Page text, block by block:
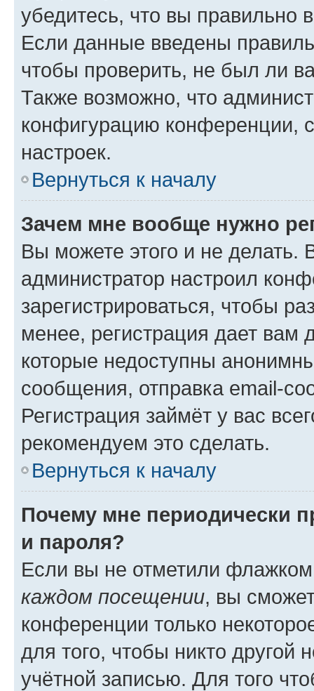
убедитесь, что вы правильно
Если данные введены
чтобы проверить, не был ли
Также возможно, что
конфигурацию конференции,
настроек.
Вернуться к началу
Зачем мне вообще нужно
Вы можете этого и не делать.
администратор настроил
зарегистрироваться, чтобы
менее, регистрация дает вам
которые недоступны
сообщения, отправка email-
Регистрация займёт у вас
рекомендуем это сделать.
Вернуться к началу
Почему мне периодически
и пароля?
Если вы не отметили
каждом посещении, вы
конференции только
для того, чтобы никто другой
учётной записью. Для того